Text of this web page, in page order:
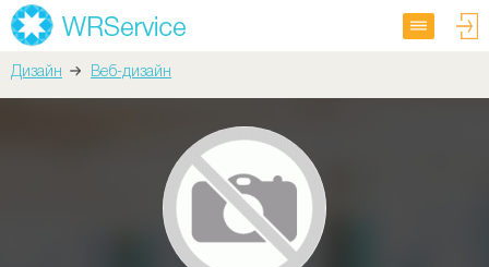
Дизайн Веб-дизайн